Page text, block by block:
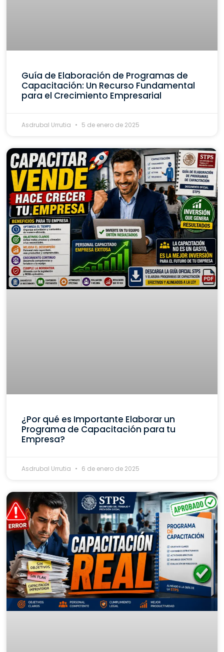
Guía de Elaboración de Programas de
Capacitación: Un Recurso Fundamental
para el Crecimiento Empresarial
Asdrubal Urrutia 5 de enero de 2025
¿Por qué es Importante Elaborar un
Programa de Capacitación para tu
Empresa?
Asdrubal Urrutia 6 de enero de 2025